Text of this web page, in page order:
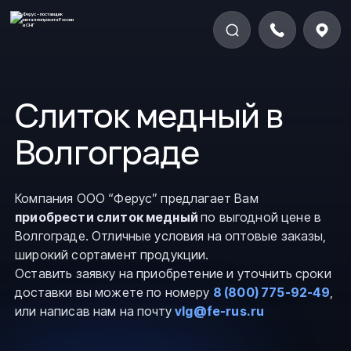
Слиток медный в
Волгограде
Компания ООО “Ферус” предлагает Вам
приобрести слиток медныйпо выгодной цене в
Волгограде. Отличные условия на оптовые заказы,
широкий сортамент продукции.
Оставить заявку на приобретение и уточнить сроки
доставки вы можете по номеру 8 (800) 775-92-49,
или написав нам на почтуvlg@fe-rus.ru